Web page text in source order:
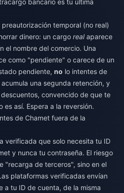
bancario es tu última
temporal (no real)
dinero: un cargo realaparece
el nombre del comercio. Una
como "pendiente" o carece de un
pendiente, no lo intentes de
una segunda retención, y
convencido de que te
así. Espera a la reversión.
de Chamet fuera de la
verificada que solo necesita tu ID
y nunca tu contraseña. El riesgo
"recarga de terceros", sino en el
plataformas verificadas envían
a tu ID de cuenta, de la misma